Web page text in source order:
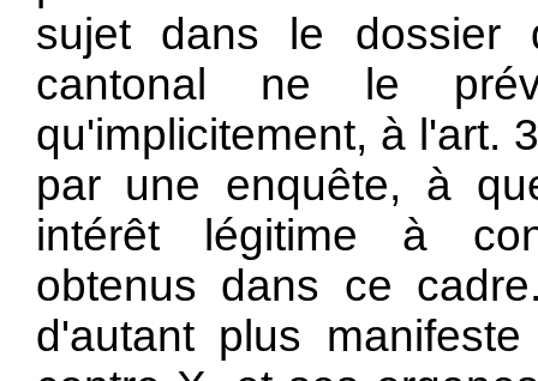
sujet dans le dossier
cantonal ne le
qu'implicitement, à l'art.
par une enquête, à
intérêt légitime à
obtenus dans ce
d'autant plus